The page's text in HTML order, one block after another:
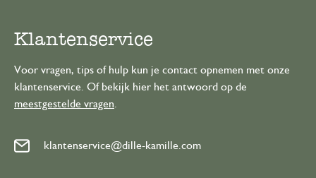
Klantenservice
Voor vragen, tips of hulp kun je contact opnemen met onze
klantenservice. Of bekijk hier het antwoord op de
meestgestelde vragen
klantenservice@dille-kamille.com